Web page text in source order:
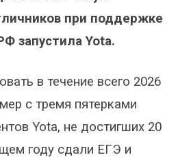
при поддержке
запустила Yota.
в течение всего 2026
с тремя пятерками
Yota, не достигших 20
году сдали ЕГЭ и